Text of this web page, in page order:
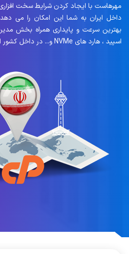
مهرهاست با ایجاد کردن شرایط سخت
داخل ایران به شما این امکان را می
بهترین سرعت و پایداری همراه بخش
اسپید ، هارد های NVMe و... در داخل کشور اندازی کنید.